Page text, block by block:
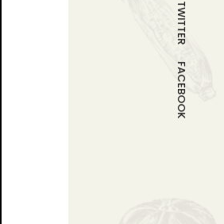
TWITTER
FACEBOOK